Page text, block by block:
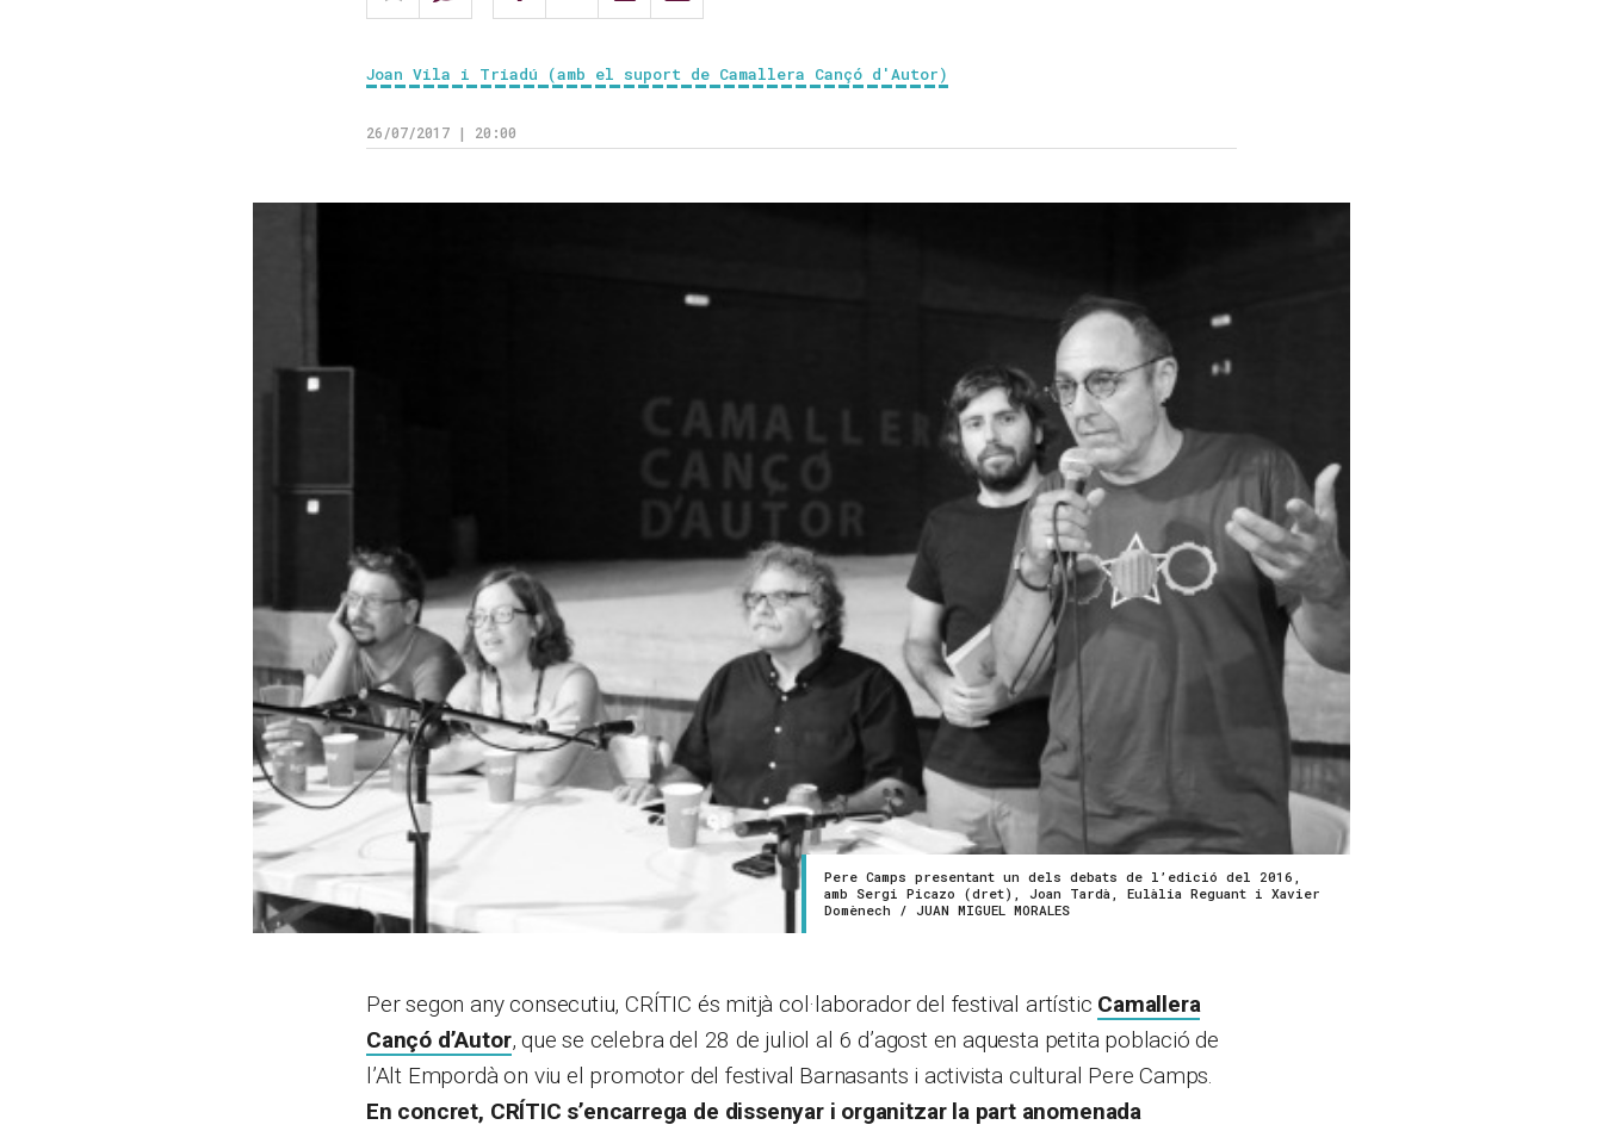
Joan Vila i Triadú (amb el suport de Camallera Cançó d'Autor)
26/07/2017 | 20:00
Pere Camps presentant un dels debats de l’edició del 2016,
amb Sergi Picazo (dret), Joan Tardà, Eulàlia Reguant i Xavier
Domènech / JUAN MIGUEL MORALES
Per segon any consecutiu, CRÍTIC és mitjà col·laborador del festival artístic Camallera
Cançó d’Autor, que se celebra del 28 de juliol al 6 d’agost en aquesta petita població de
l’Alt Empordà on viu el promotor del festival Barnasants i activista cultural Pere Camps.
En concret, CRÍTIC s’encarrega de dissenyar i organitzar la part anomenada